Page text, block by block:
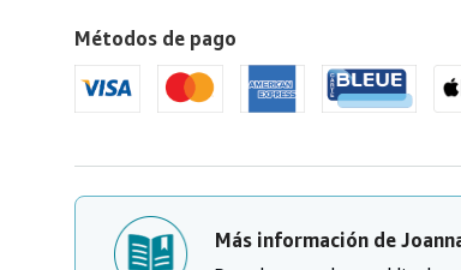
de
America
Métodos de pago
Más información de